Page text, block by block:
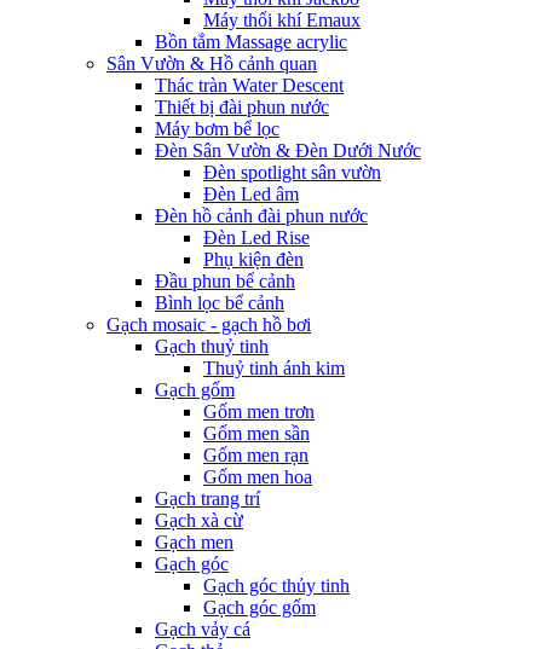
Máy thổi khí Emaux
Bồn tắm Massage acrylic
Sân Vườn & Hồ cảnh quan
Thác tràn Water Descent
Thiết bị đài phun nước
Máy bơm bể lọc
Đèn Sân Vườn & Đèn Dưới Nước
Đèn spotlight sân vườn
Đèn Led âm
Đèn hồ cảnh đài phun nước
Đèn Led Rise
Phụ kiện đèn
Đầu phun bể cảnh
Bình lọc bể cảnh
Gạch mosaic - gạch hồ bơi
Gạch thuỷ tinh
Thuỷ tinh ánh kim
Gạch gốm
Gốm men trơn
Gốm men sần
Gốm men rạn
Gốm men hoa
Gạch trang trí
Gạch xà cừ
Gạch men
Gạch góc
Gạch góc thủy tinh
Gạch góc gốm
Gạch vảy cá